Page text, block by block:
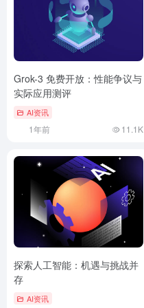
Grok-3 免费开放：性能争议与
实际应用测评
AI资讯
1年前 11.1K
探索人工智能：机遇与挑战并
存
AI资讯